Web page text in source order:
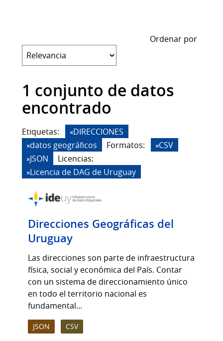
Ordenar por
1 conjunto de datos
encontrado
Etiquetas:
DIRECCIONES
datos geográficos
Formatos:
CSV
JSON
Licencias:
Licencia de DAG de Uruguay
Direcciones Geográficas del
Uruguay
Las direcciones son parte de infraestructura
física, social y económica del País. Contar
con un sistema de direccionamiento único
en todo el territorio nacional es
fundamental...
JSON CSV